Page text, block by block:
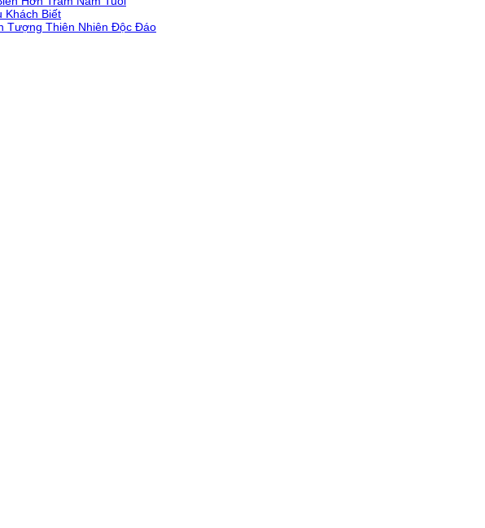
Khách Biết
Tượng Thiên Nhiên Độc Đáo